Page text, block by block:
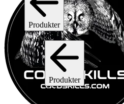
Produkter
C2I
Produkter
C2I